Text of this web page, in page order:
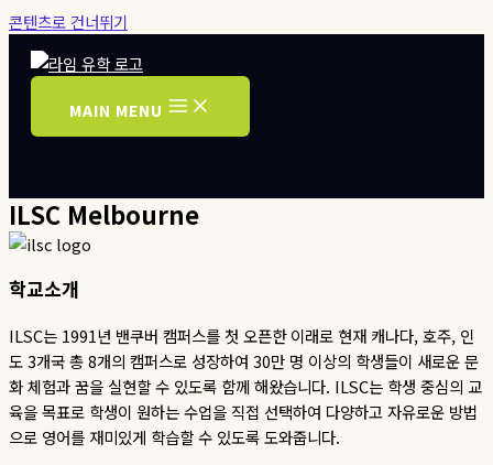
콘텐츠로 건너뛰기
MAIN MENU
ILSC Melbourne
학교소개
ILSC는 1991년 밴쿠버 캠퍼스를 첫 오픈한 이래로 현재 캐나다, 호주, 인
도 3개국 총 8개의 캠퍼스로 성장하여 30만 명 이상의 학생들이 새로운 문
화 체험과 꿈을 실현할 수 있도록 함께 해왔습니다. ILSC는 학생 중심의 교
육을 목표로 학생이 원하는 수업을 직접 선택하여 다양하고 자유로운 방법
으로 영어를 재미있게 학습할 수 있도록 도와줍니다.